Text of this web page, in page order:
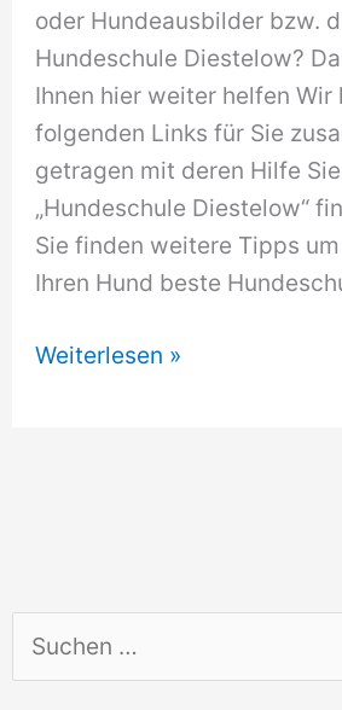
u
oder Hundeausbilder bzw.
Hundeschule Diestelow?
Ihnen hier weiter helfen Wir
folgenden Links für Sie
getragen mit deren Hilfe
„Hundeschule Diestelow“
Sie finden weitere Tipps
Ihren Hund beste
Hundeschule
Weiterlesen »